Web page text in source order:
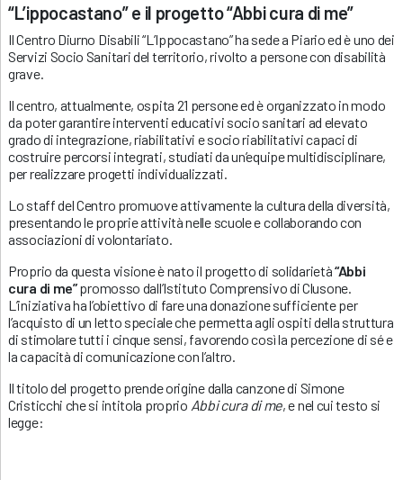
“L’ippocastano” e il progetto “Abbi cura di me”
Il Centro Diurno Disabili “L’Ippocastano” ha sede a Piario ed è uno dei
Servizi Socio Sanitari del territorio, rivolto a persone con disabilità
grave.
Il centro, attualmente, ospita 21 persone ed è organizzato in modo
da poter garantire interventi educativi socio sanitari ad elevato
grado di integrazione, riabilitativi e socio riabilitativi capaci di
costruire percorsi integrati, studiati da un’equipe multidisciplinare,
per realizzare progetti individualizzati.
Lo staff del Centro promuove attivamente la cultura della diversità,
presentando le proprie attività nelle scuole e collaborando con
associazioni di volontariato.
Proprio da questa visione è nato il progetto di solidarietà“Abbi
cura di me”promosso dall’Istituto Comprensivo di Clusone.
L’iniziativa ha l’obiettivo di fare una donazione sufficiente per
l’acquisto di un letto speciale che permetta agli ospiti della struttura
di stimolare tutti i cinque sensi, favorendo così la percezione di sé e
la capacità di comunicazione con l’altro.
Il titolo del progetto prende origine dalla canzone di Simone
Cristicchi che si intitola proprio Abbi cura di me, e nel cui testo si
legge: